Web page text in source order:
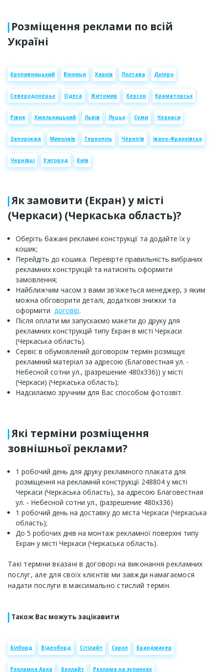
Розміщення реклами по всій
Україні
Кропивницький Вінниця Харків Полтава Дніпро
Северодонецьк Одеса Житомир Херсон Краматорськ
Рівне Хмельницький Львів Луцьк Суми Черкаси
Запоріжжя Миколаїв Тернопіль Чернігів Івано-Франківськ
Чернівці Ужгород Київ
Як замовити (Екран) у місті
(Черкаси) (Черкаська область)?
Оберіть бажані рекламні конструкції та додайте їх у
кошик;
Перейдіть до кошика. Перевірте правильність вибраних
рекламних конструкцій та натисніть оформити
замовлення;
Найближчим часом з вами зв'яжеться менеджер, з яким
можна обговорити деталі, додаткові знижки та
оформити договір.
Після оплати ми запускаємо макети до друку для
рекламних конструкцій типу Екран в місті Черкаси
(Черкаська область).
Сервіс в обумовлений договором термін розміщує
рекламний матеріал за адресою (Благовестная ул. -
Небесной сотни ул., (разрешение 480х336)) у місті
(Черкаси) (Черкаська область);
Надсилаємо зручним для Вас способом фотозвіт.
Які терміни розміщення
зовнішньої реклами?
1 робочий день для друку рекламного плаката для
розміщення на рекламній конструкції 248804 у місті
Черкаси (Черкаська область), за адресою Благовестная
ул. - Небесной сотни ул., (разрешение 480х336)
1 робочий день на доставку до міста Черкаси (Черкаська
область);
До 5 робочих днів на монтаж рекламної поверхні типу
Екран у місті Черкаси (Черкаська область).
Такі терміни вказані в договорі на виконання рекламних
послуг, але для своїх клієнтів ми завжди намагаємося
надати послуги в максимально стислий термін.
Також Вас можуть зацікавити
Білборд Відеоборд Сітілайт Скрол Брандмауер
Рекламна Арка Беклайт Реклама на зупинках